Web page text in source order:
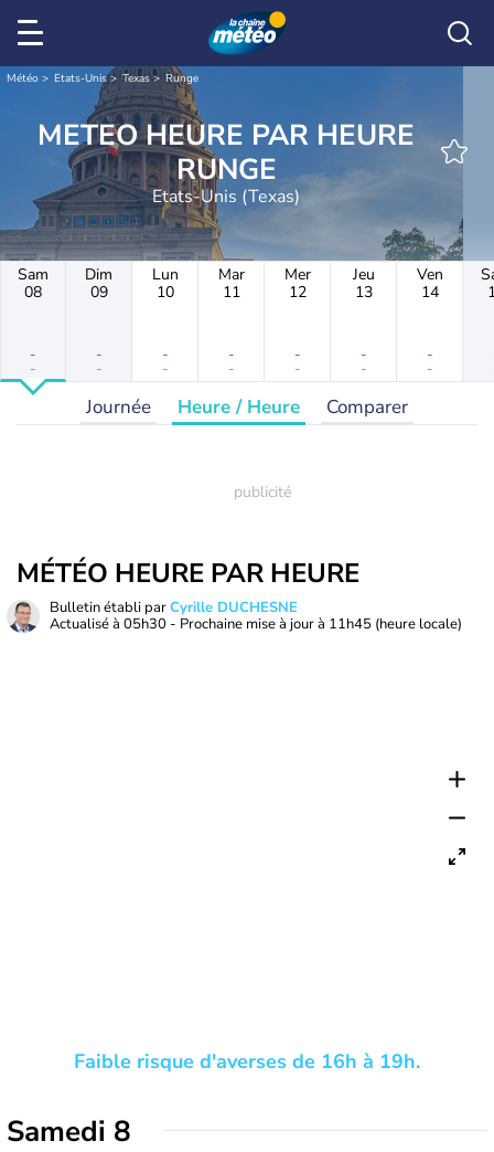
Météo Etats-Unis Texas Runge
METEO HEURE PAR HEURE
RUNGE
Etats-Unis (Texas)
Sam
08
-
-
Dim
09
-
-
Lun
10
-
-
Mar
11
-
-
Mer
12
-
-
Jeu
13
-
-
Ven
14
-
-
Journée Heure / Heure Comparer
MÉTÉO HEURE PAR HEURE
Bulletin établi parCyrille DUCHESNE
Actualisé à 05h30 - Prochaine mise à jour à 11h45 (heure locale)
Faible risque d'averses de 16h à 19h.
Samedi 8